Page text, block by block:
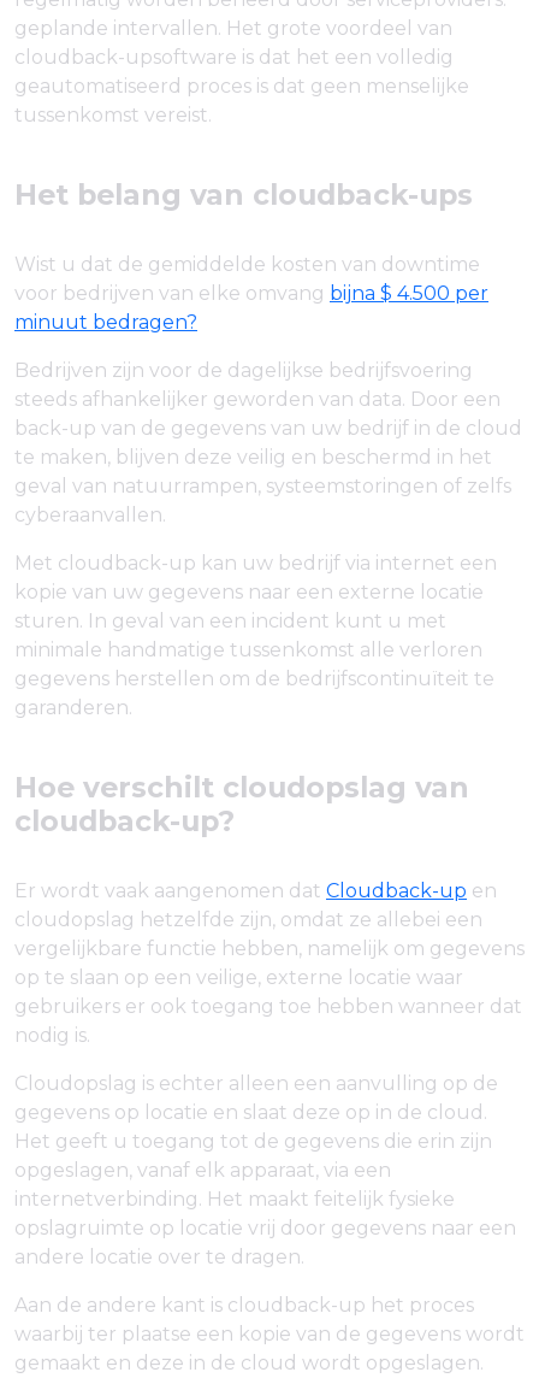
geplande intervallen. Het grote voordeel van
cloudback-upsoftware is dat het een volledig
geautomatiseerd proces is dat geen menselijke
tussenkomst vereist.
Het belang van cloudback-ups
Wist u dat de gemiddelde kosten van downtime
voor bedrijven van elke omvang bijna $ 4.500 per
minuut bedragen?
Bedrijven zijn voor de dagelijkse bedrijfsvoering
steeds afhankelijker geworden van data. Door een
back-up van de gegevens van uw bedrijf in de cloud
te maken, blijven deze veilig en beschermd in het
geval van natuurrampen, systeemstoringen of zelfs
cyberaanvallen.
Met cloudback-up kan uw bedrijf via internet een
kopie van uw gegevens naar een externe locatie
sturen. In geval van een incident kunt u met
minimale handmatige tussenkomst alle verloren
gegevens herstellen om de bedrijfscontinuïteit te
garanderen.
Hoe verschilt cloudopslag van
cloudback-up?
Er wordt vaak aangenomen dat Cloudback-up en
cloudopslag hetzelfde zijn, omdat ze allebei een
vergelijkbare functie hebben, namelijk om gegevens
op te slaan op een veilige, externe locatie waar
gebruikers er ook toegang toe hebben wanneer dat
nodig is.
Cloudopslag is echter alleen een aanvulling op de
gegevens op locatie en slaat deze op in de cloud.
Het geeft u toegang tot de gegevens die erin zijn
opgeslagen, vanaf elk apparaat, via een
internetverbinding. Het maakt feitelijk fysieke
opslagruimte op locatie vrij door gegevens naar een
andere locatie over te dragen.
Aan de andere kant is cloudback-up het proces
waarbij ter plaatse een kopie van de gegevens wordt
gemaakt en deze in de cloud wordt opgeslagen.